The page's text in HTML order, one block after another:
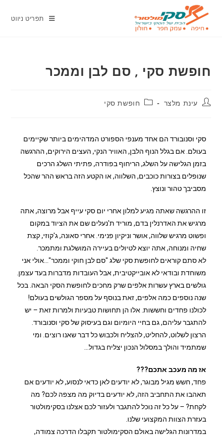
תפריט ניווט
חופשת סקי , סם לבן וממכר
עינת מלצר חופשת סקי
סקי וסנובורד הם אחד מענפי הספורט המדהימים ביותר שקיימים
בעולם. אם בגלל הנוף הלבן, האוויר הנקי, העצים הירוקים, ההרגשה
בזמן הגלישה על השלג, הריחוף בפודרה, פתיתי השלג הרכים
שנופלים בצורות כוכבים, השלווה, או הקטע הזה בראש ההר שהכל
מסביבך טהור ונוצץ.
זו ההרגשה שאתה מגיע למלון אחרי יום סקי עייף אבל מרוצה, אתה
מרגיש את האדרנלין בדם, מוריד ת'נעלים שם את הציוד במקום
ופשוט מרגיש שלווה, אושר וניקיון פנימי. אחרי סאונה, ג'קוזי, קצת
שחיה ומנוחה, אתה יוצא לטיולים בעיירה המושלגת ומתמכר.
לא סתם קוראים לחופשת סקי שלג "סם לבן חוקי וממכר"…אולי אני
משוחדת ובודאי לא אובייקטיבית, אבל העובדות מדברות בעד עצמן.
גולשים בארץ עשרות אלפים שרק מחכים לחופשת הסקי הבאה. בכל
שנה נוספים כמה אלפים, זאת בנוסף על מספר הגולשים בעולם!
לכולנו פחדים וחששות. אלו הן תחושות טבעיות ולמרות זאת – יש
להתגבר עליהם, גם בחיי היומיום וגם בעיסוק של סקי וסנובורד.
הרצון לשלוט, להחליט, להצליח ולכבוש כל דבר שאנו רוצים. ומי
שמתמיד והולך במסלול הנכון יצליח בגדול…
אז מה מעכב אתכם???
פחד, חשש מגיל מבוגר, לא יודעים לאן כדאי לנסוע, לא יודעים אם
תאהבו את התחביב הזה, לא יודעים בדיוק מה מצפה לכם? מה
לקחת? – על כל זה נוכל להתגבר ולעזור לכם אצלנו בסקימולטור
בעזרת הצוות המקצועי שלנו.
במדרונות הגלישה באולם הסקימולטור תקבלו הדרכה צמודה,